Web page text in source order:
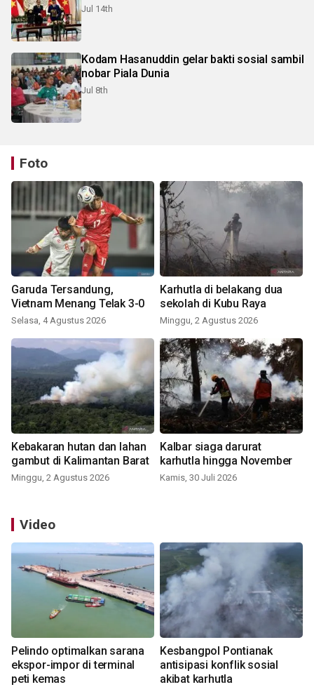
Jul 14th
Kodam Hasanuddin gelar bakti sosial sambil
nobar Piala Dunia
Jul 8th
Foto
Garuda Tersandung,
Vietnam Menang Telak 3-0
Selasa, 4 Agustus 2026
Karhutla di belakang dua
sekolah di Kubu Raya
Minggu, 2 Agustus 2026
Kebakaran hutan dan lahan
gambut di Kalimantan Barat
Minggu, 2 Agustus 2026
Kalbar siaga darurat
karhutla hingga November
Kamis, 30 Juli 2026
Video
Pelindo optimalkan sarana
ekspor-impor di terminal
peti kemas
Kesbangpol Pontianak
antisipasi konflik sosial
akibat karhutla